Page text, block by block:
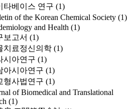
타베이스 연구 (1)
of the Korean Chemical Society (1)
and Health (1)
보고서 (1)
치료정신의학 (1)
시아연구 (1)
아시아연구 (1)
형사법연구 (1)
of Biomedical and Translational
(1)